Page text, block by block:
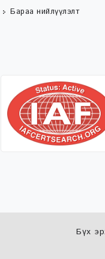
Бараа нийлүүлэлт
Бүх